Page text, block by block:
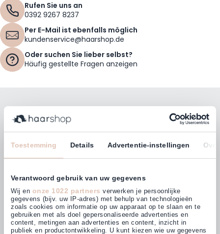
Toestemming Details Advertentie-instellingen Over
Verantwoord gebruik van uw gegevens
Wij en onze 1022 partners verwerken je persoonlijke
gegevens (bijv. uw IP-adres) met behulp van technologieën
zoals cookies om informatie op uw apparaat op te slaan en te
gebruiken met als doel gepersonaliseerde advertenties en
content, metingen aan advertenties en content, inzicht in
publiek en productontwikkeling. U kunt kiezen wie uw gegevens
Rufen Sie uns an
0392 9267 8237
Per E-Mail ist ebenfalls möglich
kundenservice@haarshop.de
Oder suchen Sie lieber selbst?
Häufig gestellte Fragen anzeigen
Bleiben Sie mit unserem Newsletter auf dem
Laufenden!
E-Mailadresse
Abonnieren
Kunden bewerten uns mit
4,64 (876)